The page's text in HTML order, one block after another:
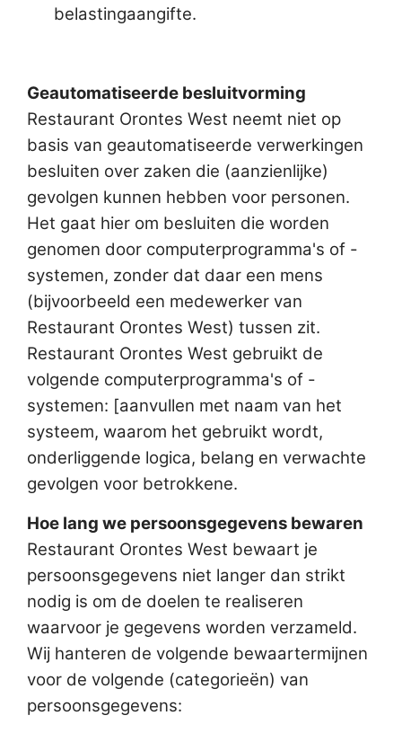
belastingaangifte.
Geautomatiseerde besluitvorming
Restaurant Orontes West neemt niet op
basis van geautomatiseerde verwerkingen
besluiten over zaken die (aanzienlijke)
gevolgen kunnen hebben voor personen.
Het gaat hier om besluiten die worden
genomen door computerprogramma's of -
systemen, zonder dat daar een mens
(bijvoorbeeld een medewerker van
Restaurant Orontes West) tussen zit.
Restaurant Orontes West gebruikt de
volgende computerprogramma's of -
systemen: [aanvullen met naam van het
systeem, waarom het gebruikt wordt,
onderliggende logica, belang en verwachte
gevolgen voor betrokkene.
Hoe lang we persoonsgegevens bewaren
Restaurant Orontes West bewaart je
persoonsgegevens niet langer dan strikt
nodig is om de doelen te realiseren
waarvoor je gegevens worden verzameld.
Wij hanteren de volgende bewaartermijnen
voor de volgende (categorieën) van
persoonsgegevens: